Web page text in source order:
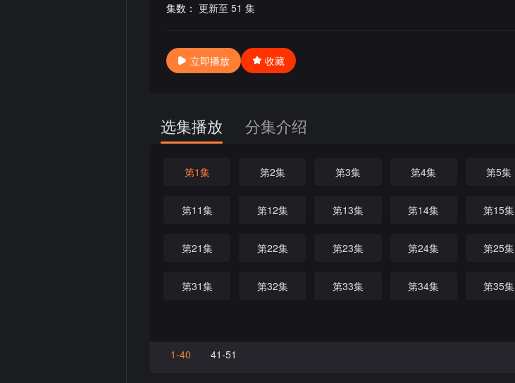
集数： 更新至 51 集
立即播放 收藏
选集播放 分集介绍
第1集 第2集 第3集 第4集 第5集
第11集 第12集 第13集 第14集 第15集
第21集 第22集 第23集 第24集 第25集
第31集 第32集 第33集 第34集 第35集
1-40 41-51